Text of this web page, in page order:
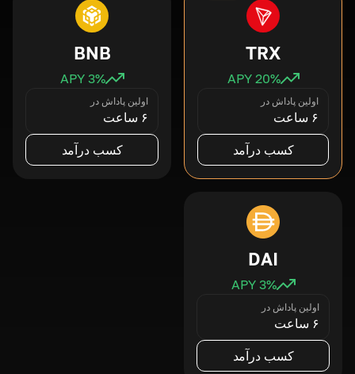
TRX
20% APY
اولین پاداش در
۶ ساعت
کسب درآمد
BNB
3% APY
اولین پاداش در
۶ ساعت
کسب درآمد
DAI
3% APY
اولین پاداش در
۶ ساعت
کسب درآمد